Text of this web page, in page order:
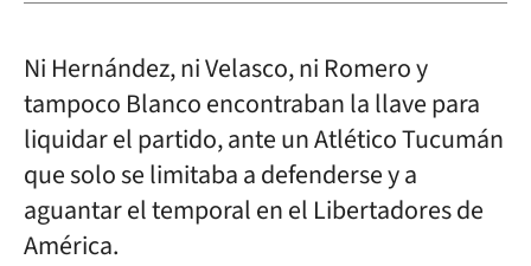
Ni Hernández, ni Velasco, ni Romero y
tampoco Blanco encontraban la llave para
liquidar el partido, ante un Atlético Tucumán
que solo se limitaba a defenderse y a
aguantar el temporal en el Libertadores de
América.